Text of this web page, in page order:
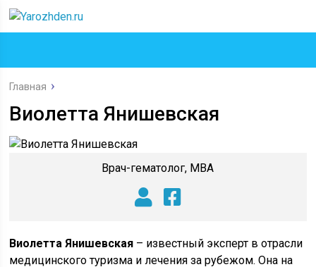
Главная
Виолетта Янишевская
Врач-гематолог, MBA
Виолетта Янишевская – известный эксперт в отрасли
медицинского туризма и лечения за рубежом. Она на